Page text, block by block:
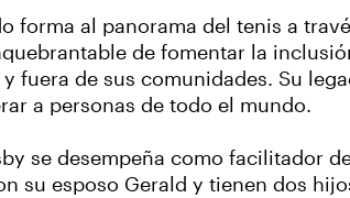
forma al panorama del tenis a
de fomentar la
fuera de sus comunidades. Su
a personas de todo el mundo.
se desempeña como facilitador
su esposo Gerald y tienen dos